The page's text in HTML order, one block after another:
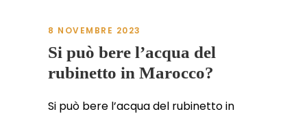
8 NOVEMBRE 2023
Si può bere l’acqua del
rubinetto in Marocco?
Si può bere l’acqua del rubinetto in